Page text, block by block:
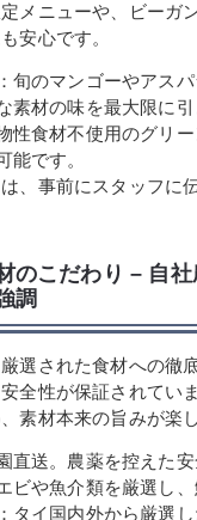
メニューや、ビーガ
安心です。
：旬のマンゴーやアス
素材の味を最大限に引
性食材不使用のグリ
能です。
、事前にスタッフに
のこだわり – 自
調
選された食材への徹
全性が保証されてい
素材本来の旨みが楽
直送。農薬を控えた
ビや魚介類を厳選し
：タイ国内外から厳選